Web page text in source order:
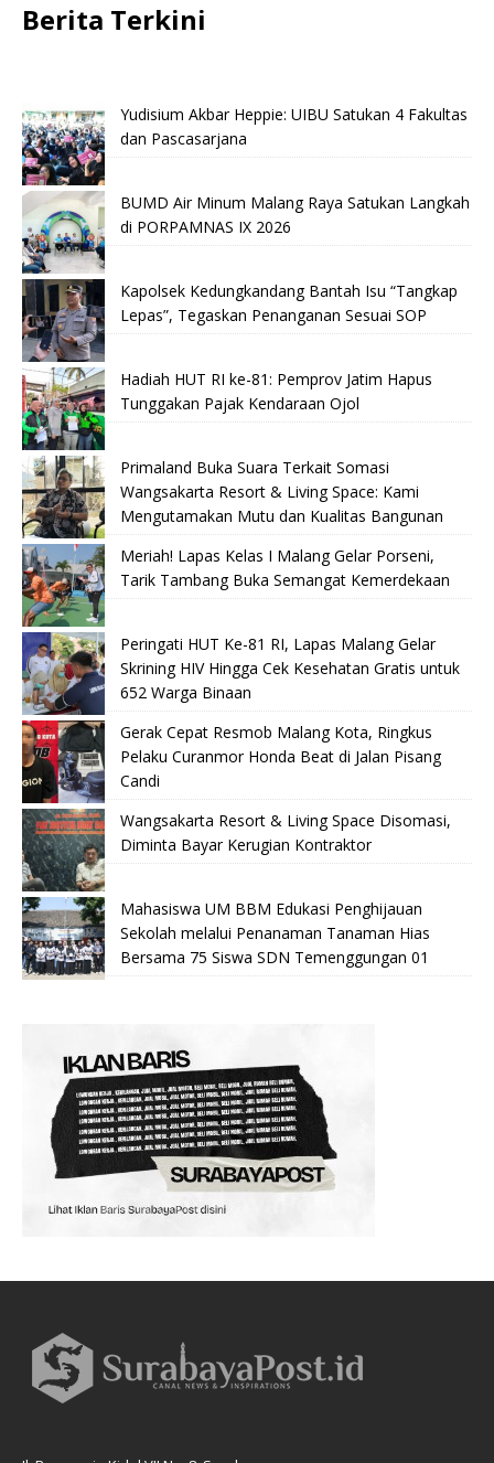
Berita Terkini
Yudisium Akbar Heppie: UIBU Satukan 4 Fakultas
dan Pascasarjana
BUMD Air Minum Malang Raya Satukan Langkah
di PORPAMNAS IX 2026
Kapolsek Kedungkandang Bantah Isu “Tangkap
Lepas”, Tegaskan Penanganan Sesuai SOP
Hadiah HUT RI ke-81: Pemprov Jatim Hapus
Tunggakan Pajak Kendaraan Ojol
Primaland Buka Suara Terkait Somasi
Wangsakarta Resort & Living Space: Kami
Mengutamakan Mutu dan Kualitas Bangunan
Meriah! Lapas Kelas I Malang Gelar Porseni,
Tarik Tambang Buka Semangat Kemerdekaan
Peringati HUT Ke-81 RI, Lapas Malang Gelar
Skrining HIV Hingga Cek Kesehatan Gratis untuk
652 Warga Binaan
Gerak Cepat Resmob Malang Kota, Ringkus
Pelaku Curanmor Honda Beat di Jalan Pisang
Candi
Wangsakarta Resort & Living Space Disomasi,
Diminta Bayar Kerugian Kontraktor
Mahasiswa UM BBM Edukasi Penghijauan
Sekolah melalui Penanaman Tanaman Hias
Bersama 75 Siswa SDN Temenggungan 01